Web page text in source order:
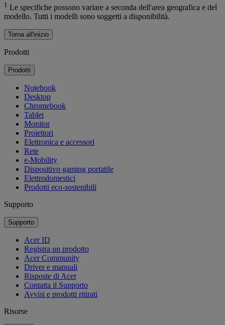
1 Le specifiche possono variare a seconda dell'area geografica e del
modello. Tutti i modelli sono soggetti a disponibilità.
Torna all'inizio
Prodotti
Prodotti
Notebook
Desktop
Chromebook
Tablet
Monitor
Proiettori
Elettronica e accessori
Rete
e-Mobility
Dispositivo gaming portatile
Elettrodomestici
Prodotti eco-sostenibili
Supporto
Supporto
Acer ID
Registra un prodotto
Acer Community
Driver e manuali
Risposte di Acer
Contatta il Supporto
Avvisi e prodotti ritirati
Risorse